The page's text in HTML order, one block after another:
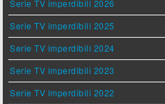
Serie TV imperdibili 2026
Serie TV imperdibili 2025
Serie TV imperdibili 2024
Serie TV imperdibili 2023
Serie TV imperdibili 2022